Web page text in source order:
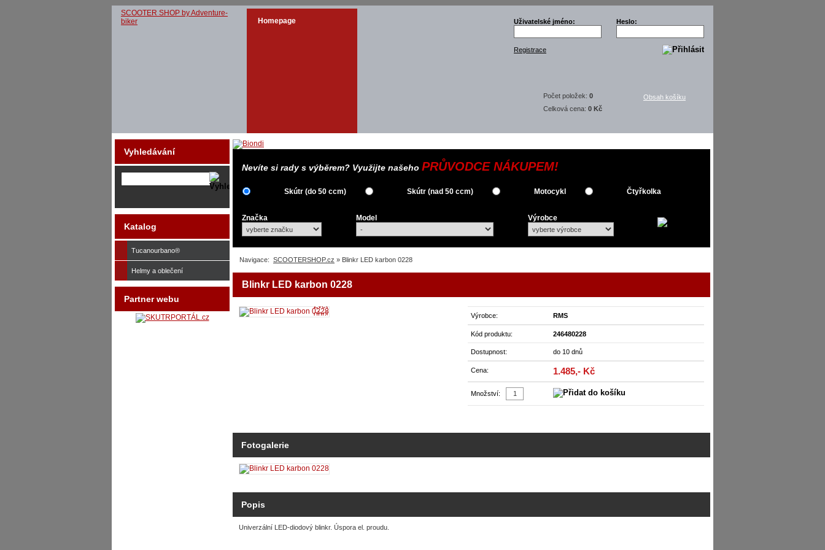
SCOOTER SHOP by Adventure-
biker
Homepage Uživatelské jméno: Heslo:
Registrace
Počet položek: 0
Celková cena: 0 Kč
Obsah košíku
Nevíte si rady s výběrem? Využijte našeho PRŮVODCE NÁKUPEM!
Skútr (do 50 ccm) Skútr (nad 50 ccm) Motocykl Čtyřkolka
Značka Model Výrobce
Navigace: SCOOTERSHOP.cz » Blinkr LED karbon 0228
Blinkr LED karbon 0228
Výrobce: RMS
Kód produktu: 246480228
Dostupnost: do 10 dnů
Cena: 1.485,- Kč
Množství:
Zvětšit
obrázek
Fotogalerie
Popis
Univerzální LED-diodový blinkr. Úspora el. proudu.
Vyhledávání
Katalog
Tucanourbano®
Helmy a oblečení
Partner webu